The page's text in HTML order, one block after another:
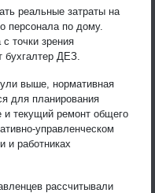
реальные затраты на
персонала по дому.
точки зрения
бухгалтер ДЕЗ.
выше, нормативная
для планирования
текущий ремонт общего
управленческом
и работниках
рассчитывали